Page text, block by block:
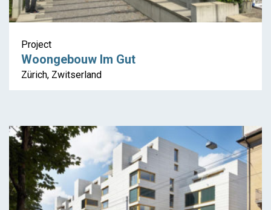
Project
Woongebouw Im Gut
Zürich, Zwitserland